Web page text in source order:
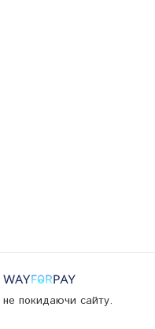
не покидаючи сайту.